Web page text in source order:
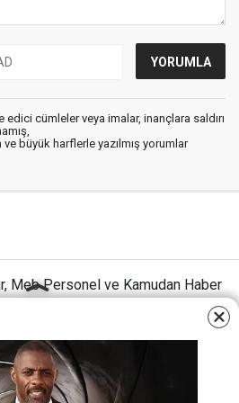
edici cümleler veya imalar, inançlara saldırı
büyük harflerle yazılmış yorumlar
Meb Personel ve Kamudan Haber
İletişim
Personel – Öğretmen Haberleri